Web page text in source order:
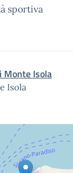
sportiva
Monte Isola
Isola